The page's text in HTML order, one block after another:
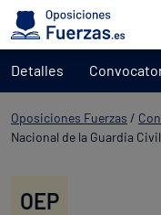
Oposiciones Fuerzas /
Nacional de la Guardia Civil
OEP
Detalles